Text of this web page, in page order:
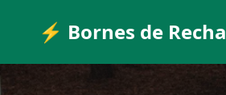
⚡ Bornes de